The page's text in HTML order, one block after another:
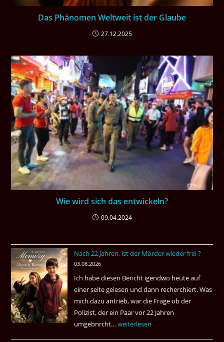
Das Phänomen Weltweit ist der Glaube
27.12.2025
Wie wird sich das entwickeln?
09.04.2024
Nach 22 Jahren, ist der Mörder wieder frei ?
03.08.2026
Ich habe diesen Bericht igendwo heute auf
einer seite gelesen und dann recherchiert. Was
mich dazu antrieb, war die Frage ob der
Polizist, der ein Paar vor 22 Jahren
umgebnrcht…Nach
weiterlesen